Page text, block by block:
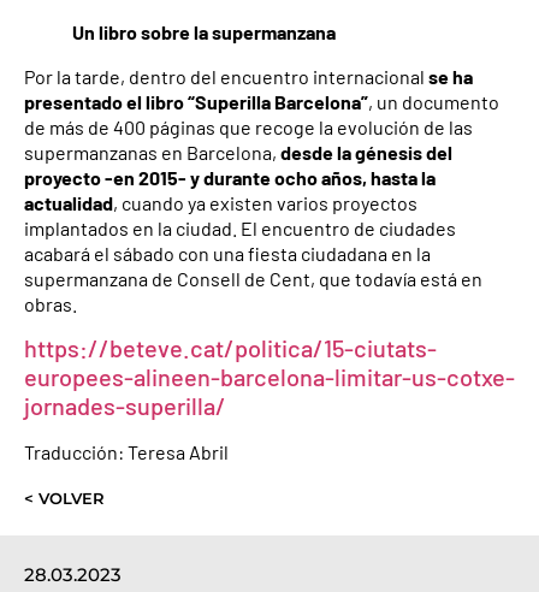
28.03.2023
Un libro sobre la supermanzana
Por la tarde, dentro del encuentro internacional se ha
presentado el libro “Superilla Barcelona”, un documento
de más de 400 páginas que recoge la evolución de las
supermanzanas en Barcelona, ​​ desde la génesis del
proyecto -en 2015- y durante ocho años, hasta la
actualidad, cuando ya existen varios proyectos
implantados en la ciudad. El encuentro de ciudades
acabará el sábado con una fiesta ciudadana en la
supermanzana de Consell de Cent, que todavía está en
obras.
https://beteve.cat/politica/15-ciutats-
europees-alineen-barcelona-limitar-us-cotxe-
jornades-superilla/
Traducción: Teresa Abril
< VOLVER